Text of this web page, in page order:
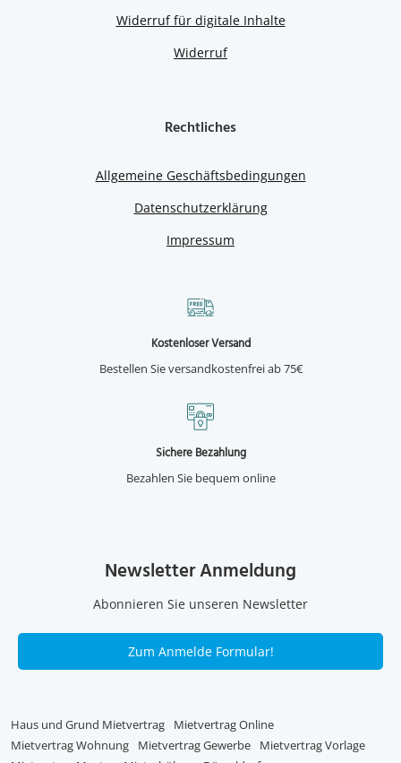
Widerruf für digitale Inhalte
Widerruf
Rechtliches
Allgemeine Geschäftsbedingungen
Datenschutzerklärung
Impressum
Kostenloser Versand
Bestellen Sie versandkostenfrei ab 75€
Sichere Bezahlung
Bezahlen Sie bequem online
Newsletter Anmeldung
Abonnieren Sie unseren Newsletter
Zum Anmelde Formular!
Haus und Grund Mietvertrag
Mietvertrag Online
Mietvertrag Wohnung
Mietvertrag Gewerbe
Mietvertrag Vorlage